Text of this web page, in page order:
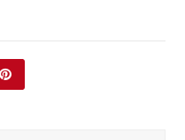
pinterest